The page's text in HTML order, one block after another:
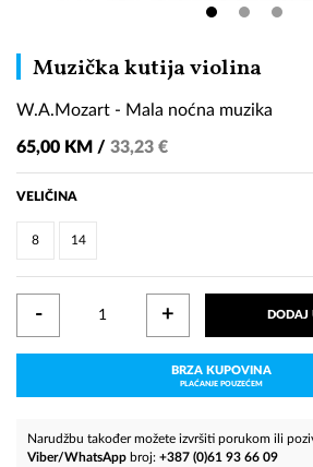
Muzička kutija violina
Mala
W.A.Mozart - Mala noćna muzika
65,00 KM / 33,23 €
VELIČINA
8 14
- + DODAJ
BRZA KUPOVINA
PLAĆANJE POUZEĆEM
Narudžbu također možete izvršiti porukom ili
Viber/WhatsApp broj: +387 (0)61 93 66 09